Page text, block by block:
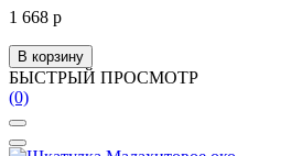
1 668 р
В корзину
БЫСТРЫЙ ПРОСМОТР
(0)